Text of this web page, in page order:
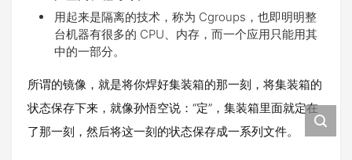
用起来是隔离的技术，称为 Cgroups，也即明明整
台机器有很多的 CPU、内存，而一个应用只能用其
中的一部分。
所谓的镜像，就是将你焊好集装箱的那一刻，将集装箱的
状态保存下来，就像孙悟空说：“定”，集装箱里面就定在
了那一刻，然后将这一刻的状态保存成一系列文件。